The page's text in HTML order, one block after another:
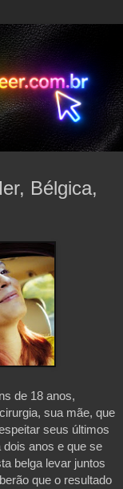
Bélgica,
de 18 anos,
sua mãe, que
seus últimos
dois anos e que se
belga levar juntos
que o resultado